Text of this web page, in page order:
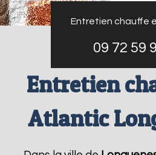
Entretien chauffe
09 72 59
Entretien
Atlantic